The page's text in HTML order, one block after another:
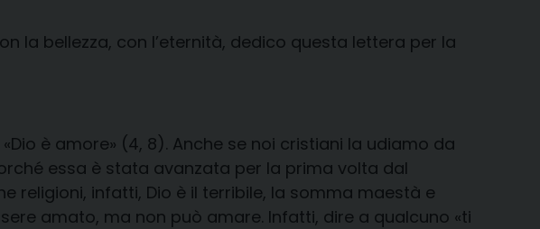
la bellezza, con l’eternità, dedico questa lettera per la
è amore» (4, 8). Anche se noi cristiani la udiamo da
essa è stata avanzata per la prima volta dal
religioni, infatti, Dio è il terribile, la somma maestà e
amato, ma non può amare. Infatti, dire a qualcuno «ti